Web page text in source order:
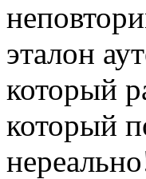
эталон
который
который